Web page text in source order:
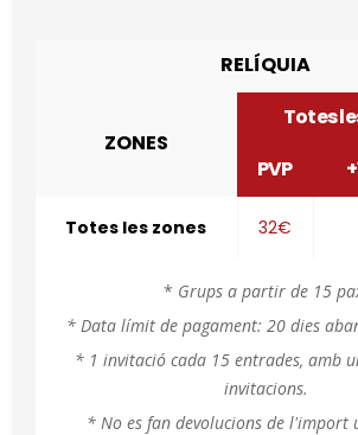
RELÍQUIA
ZONES
Totes
PVP
Totes les zones 32€
* Grups a partir de 15
* Data límit de pagament: 20 dies
* 1 invitació cada 15 entrades, amb
invitacions.
* No es fan devolucions de l'import